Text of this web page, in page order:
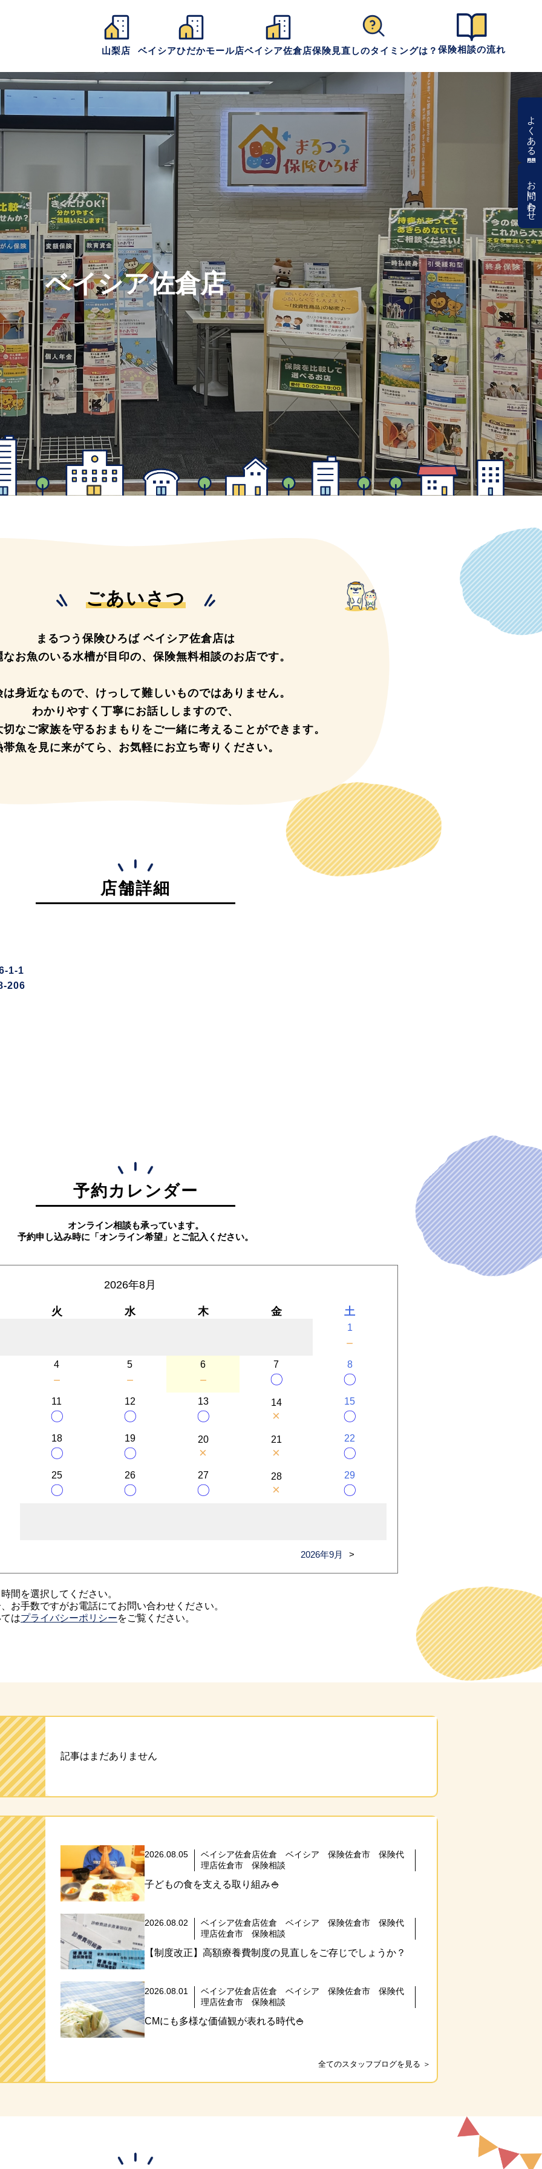
山梨店 ベイシアひだかモール店ベイシア佐倉店保険見直しのタイミングは？ 保険相談の流れ
よくある質問
お問い合わせ
ベイシア佐倉店
ごあいさつ
まるつう保険ひろば ベイシア佐倉店は
なお魚のいる水槽が目印の、 保険無料相談のお店です。
身近なもので、 けっして難しいものではありません。
わかりやすく丁寧にお話ししますので、
なご家族を守るおまもりを ご一緒に考えることができます。
帯魚を見に来がてら、 お気軽にお立ち寄りください。
店舗詳細
1-1
206
予約カレンダー
オンライン相談も承っています。
予約申し込み時に「オンライン希望」とご記入ください。
2026年8月
火 水 木 金 土
1
－
4
－
5
－
6
－
7
〇
8
〇
11
〇
12
〇
13
〇
14
×
15
〇
18
〇
19
〇
20
×
21
×
22
〇
25
〇
26
〇
27
〇
28
×
29
〇
2026年9月
間を選択してください。
お手数ですがお電話にてお問い合わせください。
はプライバシーポリシーをご覧ください。
記事はまだありません
2026.08.05
ベイシア佐倉店佐倉 ベイシア 保険佐倉市 保険代
理店佐倉市 保険相談
子どもの食を支える取り組み🍚
2026.08.02
ベイシア佐倉店佐倉 ベイシア 保険佐倉市 保険代
理店佐倉市 保険相談
【制度改正】高額療養費制度の見直しをご存じでしょうか？
2026.08.01
ベイシア佐倉店佐倉 ベイシア 保険佐倉市 保険代
理店佐倉市 保険相談
CMにも多様な価値観が表れる時代🍚
全てのスタッフブログを見る ＞